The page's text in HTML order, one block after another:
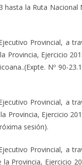
la Ruta Nacional
Provincial, a
Provincia, Ejercicio
Nº 90-
Provincial, a
Provincia, Ejercicio
sesión).
Provincial, a
Provincia, Ejercicio